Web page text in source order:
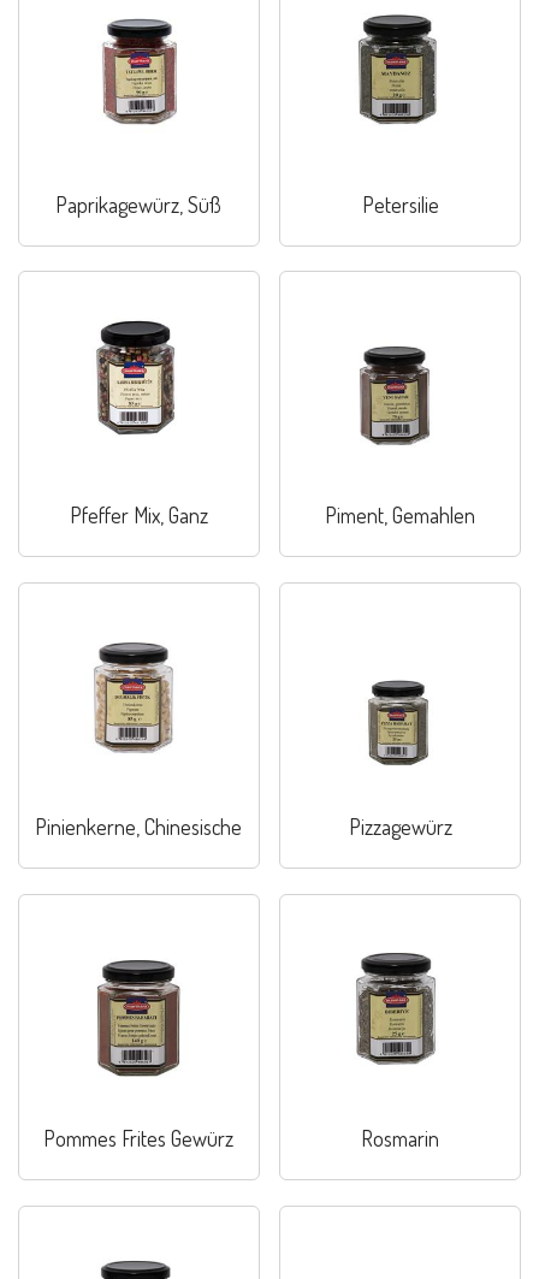
Paprikagewürz, Süß Petersilie
Pfeffer Mix, Ganz Piment, Gemahlen
Pinienkerne, Chinesische Pizzagewürz
Pommes Frites Gewürz Rosmarin